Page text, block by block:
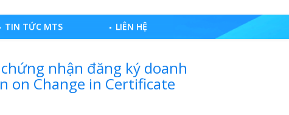
TIN TỨC MTS LIÊN HỆ
nhận đăng ký doanh
on Change in Certificate